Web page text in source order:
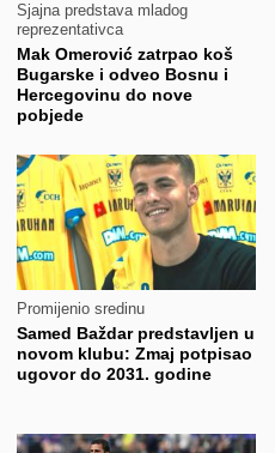
Sjajna predstava mladog
reprezentativca
Mak Omerović zatrpao koš
Bugarske i odveo Bosnu i
Hercegovinu do nove
pobjede
Promijenio sredinu
Samed Baždar predstavljen u
novom klubu: Zmaj potpisao
ugovor do 2031. godine